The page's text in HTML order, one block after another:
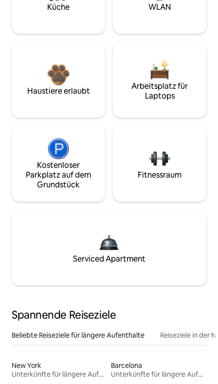
Küche WLAN
Haustiere erlaubt
Arbeitsplatz für
Laptops
Kostenloser
Parkplatz auf dem
Grundstück
Fitnessraum
Serviced Apartment
Spannende Reiseziele
Beliebte Reiseziele für längere Aufenthalte Reiseziele in der
New York
Unterkünfte für längere Aufenthalte
Barcelona
Unterkünfte für längere Aufenthalte